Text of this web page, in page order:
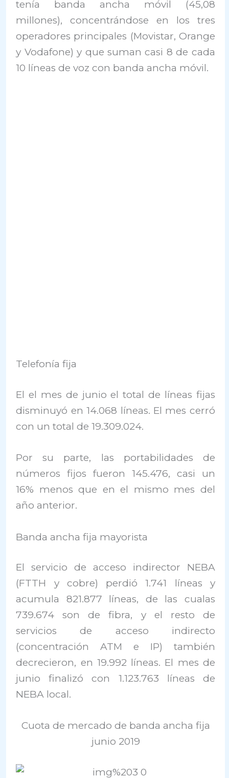
tenía banda ancha móvil (45,08
millones), concentrándose en los tres
operadores principales (Movistar, Orange
y Vodafone) y que suman casi 8 de cada
10 líneas de voz con banda ancha móvil.
Telefonía fija
El el mes de junio el total de líneas fijas
disminuyó en 14.068 líneas. El mes cerró
con un total de 19.309.024.
Por su parte, las portabilidades de
números fijos fueron 145.476, casi un
16% menos que en el mismo mes del
año anterior.
Banda ancha fija mayorista
El servicio de acceso indirector NEBA
(FTTH y cobre) perdió 1.741 líneas y
acumula 821.877 líneas, de las cualas
739.674 son de fibra, y el resto de
servicios de acceso indirecto
(concentración ATM e IP) también
decrecieron, en 19.992 líneas. El mes de
junio finalizó con 1.123.763 líneas de
NEBA local.
Cuota de mercado de banda ancha fija
junio 2019